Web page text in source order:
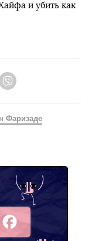
и убить как
Фаризаде